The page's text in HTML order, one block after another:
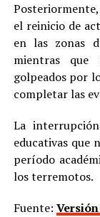
el reinicio de
en las zonas
mientras que
golpeados por
completar las
La
educativas que
período
los terremotos.
Fuente: